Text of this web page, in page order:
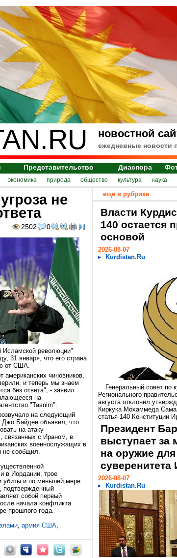
новостной
ежедневные новости
Представительство Диаспора
экономика природа общество культура наука
не
2502 0
Исламской революции"
31 января, что его страна
от США.
чиновников,
и теперь мы знаем
без ответа", - заявил
на
"Tasnim".
на следующий
Джо Байден объявил, что
на атаку
связанных с Ираном, в
военнослужащих в
не сообщил.
в Иордании, трое
убиты и по меньшей мере
подтвержденный
собой первый
начала конфликта
прошлого года.
, армия США,
еще в рубрике
Власти
140 остается
основой
2026-08-07
Kurdistan.Ru
Генеральный совет по
Регионального
августа отклонил
Киркука Мохаммеда
статья 140 Конституции
Президент
выступает за
на оружие
суверенитета
2026-08-07
Kurdistan.Ru